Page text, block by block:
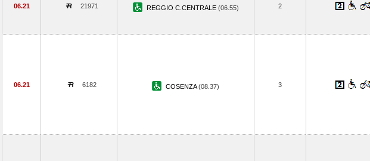
06.21 21971 REGGIO C.CENTRALE (06.55) 2
06.21 6182 COSENZA(08.37) 3